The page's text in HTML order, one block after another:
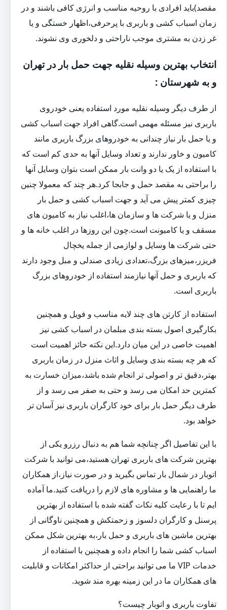
مقصد)باید افرادی با روحیه مناسب و انرژی کافی باشند و در
زمان اسباب کشی و باربری با پرحرفی،اظهار خستگی و یا
غر زدن به مشتری موجب ناراحتی و دلخوری وی نشوند.
انتخاب بهترین وسیله نقلیه جهت حمل بار در تهران
و به شهرستان :
از طرف دیگر وسیله نقلیه مورد استفاده یعنی خودروی
باربری نیز مسئله مهمی است.گاهی افراد جهت اسباب کشی
و یا حمل بار نیاز چندانی به خودروهای بزرگ باربری مانند
کامیون و خاور ندارند و تعداد وسایل آنها به حدی کم است که
با استفاده از یک یا دو وانت بار ممکن است بتوان وسایل آنها
را براحتی به مقصد حمل و جابجا کرد.هر چند که معمولا چنین
چیزی کمتر پیش می آید و جهت اسباب کشی و حمل بار
منزل و یا شرکت ها و سازمان ها،اغلب نیاز به کامیون های
مسقف و یا کامیونت است.چون این روزها در اغلب خانه ها و
حتی شرکت ها وسایل و لوازمی از جمله یخچال
فریزر،میزهای بزرگ،تعدادی زیادی صندلی و مبل وجود دارند
که باربری و حمل آنها نیازمند استفاده از خودروهای بزرگ
باربری است.
استفاده از کارتن های چند لایه مناسب و فویل و همچنین
بکارگیری اصول بسته بندی مبلمان در اسباب کشی نیز
اهمیت خاصی در این میان دارد.این نکته حائز اهمیت است
که هر چه بسته بندی وسایل و اثاث منزل در زمان باربری
بهتر،دقیق تر و اصولی تر انجام شده باشد،میزان خسارت به
کمترین حد امکان می رسد و حتی به صفر می رسد و از
طرف دیگر حمل بار برای خود کارگران باربری نیز آسان تر
خواهد بود.
با این تفاصیل اگر چنانچه شما هم به دنبال رزرو یکی از
بهترین شرکت های باربری تهران هستید،می توانید با شرکت
اتوبار در شمال بار تماس بگیرید و در صورت نیاز،از همکاران
ما راهنمایی ها و مشاوره های لازم را دریافت کنید.ما آماده
ایم تا با رعایت کلیه نکات گفته شده با استفاده از بهترین
پرسنل و کارگران دلسوز و زحمتکش و همچنین ناوگانی از
بهترین ماشین های باربری و حمل بار،به بهترین شکل ممکن
اسباب کشی شما را انجام داده و همچنین با استفاده از
خدمات VIP ما می توانید براحتی از حداکثر امکانات و قابلیت
های همکاران ما در این زمینه بهره مند شوید.
تفاوت باربری و اتوبار چیست؟